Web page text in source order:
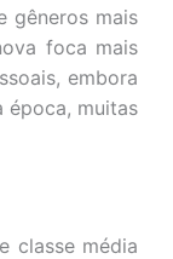
gêneros mais
foca mais
embora
época, muitas
classe média